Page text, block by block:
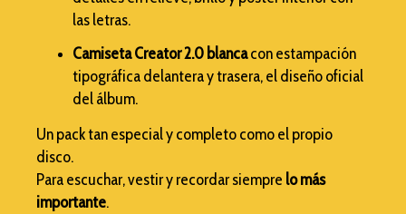
las letras.
Camiseta Creator 2.0 blancacon estampación
tipográfica delantera y trasera, el diseño oficial
del álbum.
Un pack tan especial y completo como el propio
disco.
Para escuchar, vestir y recordar siempre lo más
importante.